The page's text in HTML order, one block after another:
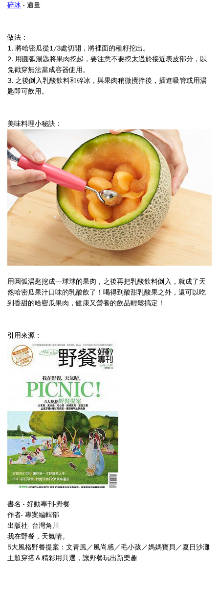
碎冰 - 適量
做法：
1. 將哈密瓜從1/3處切開，將裡面的種籽挖出。
2. 用圓弧湯匙將果肉挖起，要注意不要挖太過於接近表皮部分，以
免戳穿無法當成容器使用。
3. 之後倒入乳酸飲料和碎冰，與果肉稍微攪拌後，插進吸管或用湯
匙即可飲用。
美味料理小秘訣：
用圓弧湯匙挖成一球球的果肉，之後再把乳酸飲料倒入，就成了天
然哈密瓜果汁口味的乳酸飲了！喝得到酸甜乳酸果之外，還可以吃
到香甜的哈密瓜果肉，健康又營養的飲品輕鬆搞定！
引用來源：
書名 - 好動專刊-野餐
作者- 專案編輯部
出版社- 台灣角川
我在野餐，天氣晴。
5大風格野餐提案：文青風／風尚感／毛小孩／媽媽寶貝／夏日沙灘
主題穿搭＆精彩用具選，讓野餐玩出新樂趣